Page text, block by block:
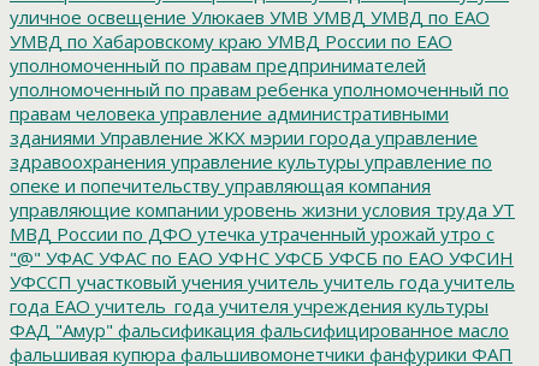
уличное освещение Улюкаев УМВ УМВД УМВД по ЕАО
УМВД по Хабаровскому краю УМВД России по ЕАО
уполномоченный по правам предпринимателей
уполномоченный по правам ребенка уполномоченный по
правам человека управление административными
зданиями Управление ЖКХ мэрии города управление
здравоохранения управление культуры управление по
опеке и попечительству управляющая компания
управляющие компании уровень жизни условия труда УТ
МВД России по ДФО утечка утраченный урожай утро с
"@" УФАС УФАС по ЕАО УФНС УФСБ УФСБ по ЕАО УФСИН
УФССП участковый учения учитель учитель года учитель
года ЕАО учитель_года учителя учреждения культуры
ФАД "Амур" фальсификация фальсифицированное масло
фальшивая купюра фальшивомонетчики фанфурики ФАП